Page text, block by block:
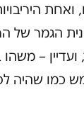
הגמר של
– משהו
כמו שהיה